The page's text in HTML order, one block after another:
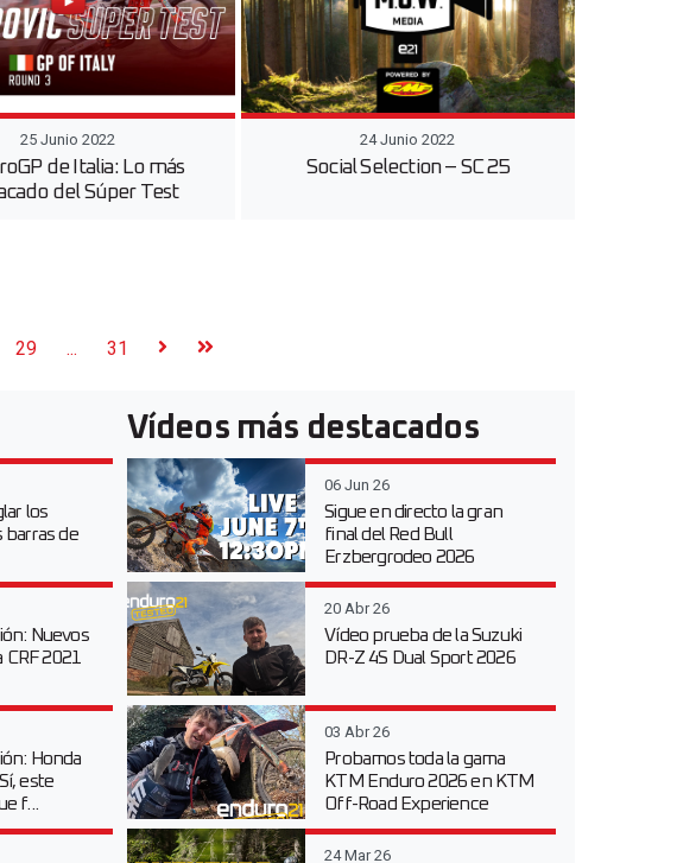
25 Junio 2022
de Italia: Lo más
del Súper Test
24 Junio 2022
Social Selection – SC 25
29 ... 31
los
barras de
Nuevos
2021
Honda
este
f...
Vídeos más destacados
06 Jun 26
Sigue en directo la gran
final del Red Bull
Erzbergrodeo 2026
20 Abr 26
Vídeo prueba de la Suzuki
DR-Z 4S Dual Sport 2026
03 Abr 26
Probamos toda la gama
KTM Enduro 2026 en KTM
Off-Road Experience
24 Mar 26